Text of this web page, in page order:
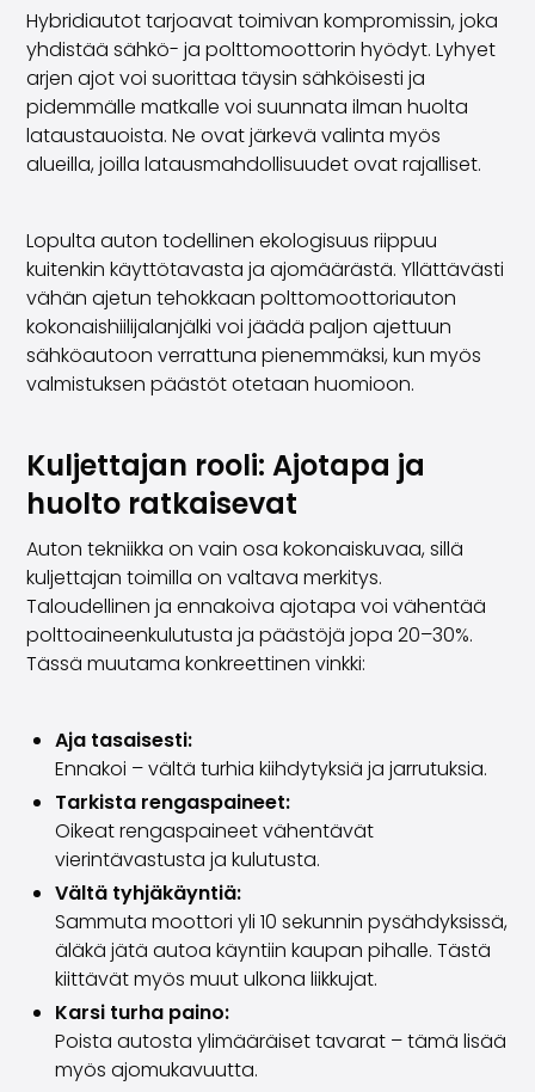
Auton ostaminen etänä
Saka Select
Uutiset ja kampanjat
Toimipisteet
Yritys
Saka Finland Oy
Yhteydenotto
Rekrytointi
Laskutustiedot
Medialle
Kokemuksia Sakasta
Reklamaatiot
Hybridiautot tarjoavat toimivan kompromissin, joka
yhdistää sähkö- ja polttomoottorin hyödyt. Lyhyet
arjen ajot voi suorittaa täysin sähköisesti ja
pidemmälle matkalle voi suunnata ilman huolta
lataustauoista. Ne ovat järkevä valinta myös
alueilla, joilla latausmahdollisuudet ovat rajalliset.
Lopulta auton todellinen ekologisuus riippuu
kuitenkin käyttötavasta ja ajomäärästä. Yllättävästi
vähän ajetun tehokkaan polttomoottoriauton
kokonaishiilijalanjälki voi jäädä paljon ajettuun
sähköautoon verrattuna pienemmäksi, kun myös
valmistuksen päästöt otetaan huomioon.
Kuljettajan rooli: Ajotapa ja
huolto ratkaisevat
Auton tekniikka on vain osa kokonaiskuvaa, sillä
kuljettajan toimilla on valtava merkitys.
Taloudellinen ja ennakoiva ajotapa voi vähentää
polttoaineenkulutusta ja päästöjä jopa 20–30%.
Tässä muutama konkreettinen vinkki:
Aja tasaisesti:
Ennakoi – vältä turhia kiihdytyksiä ja jarrutuksia.
Tarkista rengaspaineet:
Oikeat rengaspaineet vähentävät
vierintävastusta ja kulutusta.
Vältä tyhjäkäyntiä:
Sammuta moottori yli 10 sekunnin pysähdyksissä,
äläkä jätä autoa käyntiin kaupan pihalle. Tästä
kiittävät myös muut ulkona liikkujat.
Karsi turha paino:
Poista autosta ylimääräiset tavarat – tämä lisää
myös ajomukavuutta.